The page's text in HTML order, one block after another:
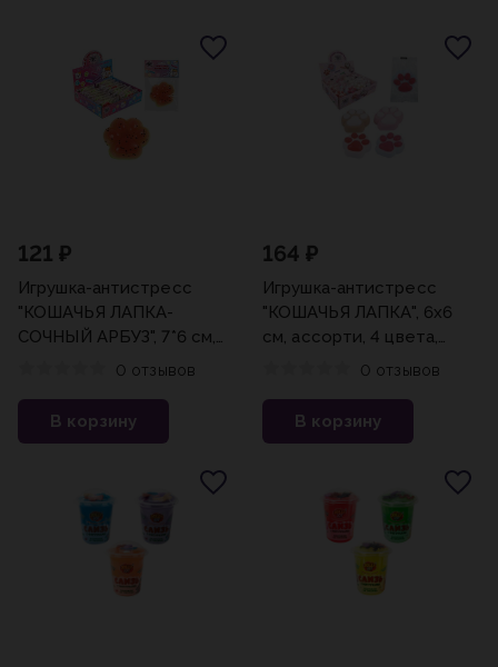
121 ₽
Игрушка-антистресс
"КОШАЧЬЯ ЛАПКА-
СОЧНЫЙ АРБУЗ", 7*6 см,
JOLLY JOT (ДЖОЛЛИ
0 отзывов
В корзину
164 ₽
Игрушка-антистресс
"КОШАЧЬЯ ЛАПКА", 6х6
см, ассорти, 4 цвета,
JOLLY JOT (ДЖОЛЛИ
0 отзывов
В корзину